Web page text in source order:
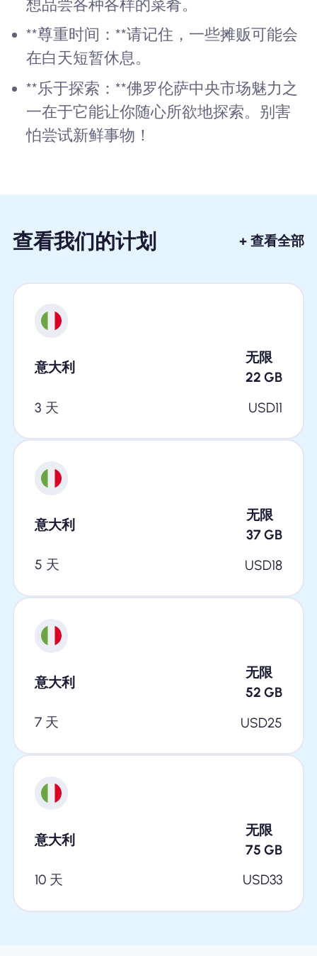
想品尝各种各样的菜肴。
**尊重时间：**请记住，一些摊贩可能会
在白天短暂休息。
**乐于探索：**佛罗伦萨中央市场魅力之
一在于它能让你随心所欲地探索。别害
怕尝试新鲜事物！
查看我们的计划 + 查看全部
意大利
无限
22 GB
3 天
USD11
意大利
无限
37 GB
5 天
USD18
意大利
无限
52 GB
7 天
USD25
意大利
无限
75 GB
10 天
USD33